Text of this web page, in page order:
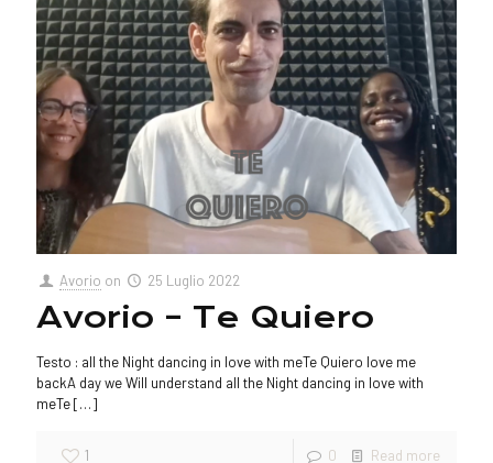
Avorio on 25 Luglio 2022
Avorio – Te Quiero
Testo : all the Night dancing in love with meTe Quiero love me
backA day we Will understand all the Night dancing in love with
meTe[…]
1 0 Read more